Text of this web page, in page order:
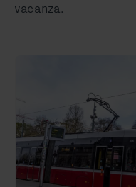
vacanza.